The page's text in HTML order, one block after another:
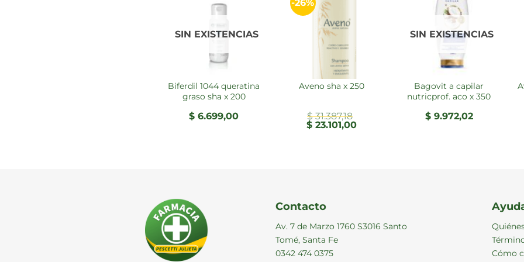
SIN EXISTENCIAS
biferdil 1044 queratina
graso sha x 200
$ 6.699,00
-26%
aveno sha x 250
$31.387,18
El
precio
$23.101,00El
SIN EXISTENCIAS
bagovit a capilar
nutricprof. aco x 350
$9.972,02
aveno infantil shampoo
Contacto
Av. 7 de Marzo 1760 S3016 Santo
Tomé, Santa Fe
0342 474 0375
Cómo